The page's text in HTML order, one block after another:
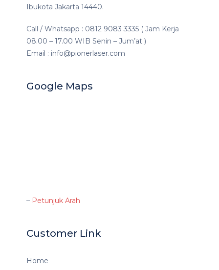
Ibukota Jakarta 14440.
Call / Whatsapp : 0812 9083 3335 ( Jam Kerja
08.00 – 17.00 WIB Senin – Jum’at )
Email : info@pionerlaser.com
Google Maps
– Petunjuk Arah
Customer Link
Home